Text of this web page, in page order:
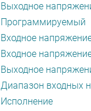
Выходное
Программируемый
Входное
Входное
Выходное
Диапазон входных
Исполнение